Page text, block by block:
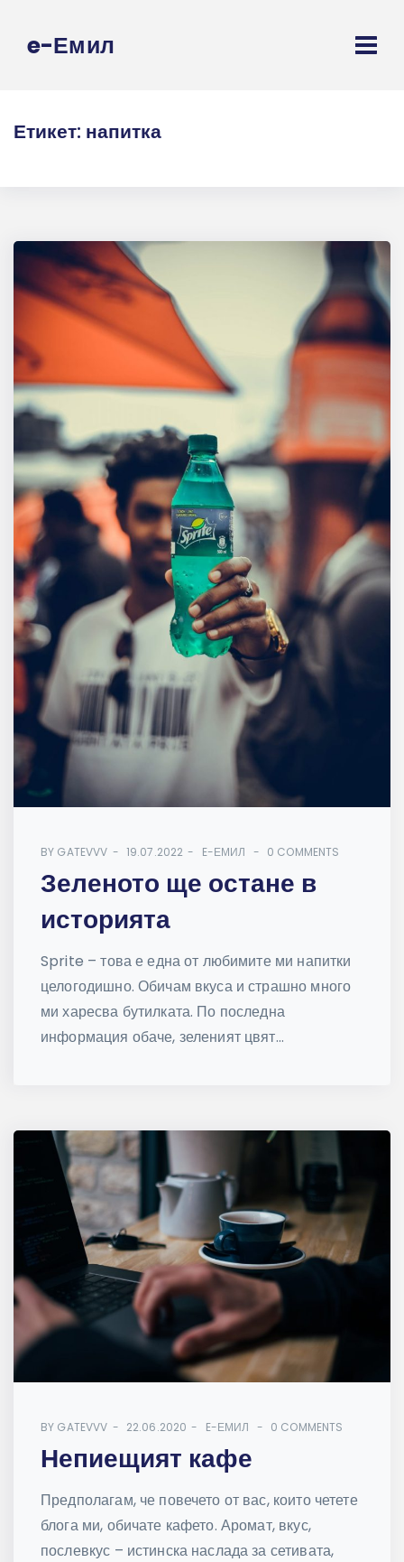
e-Емил
Етикет: напитка
BY GATEVVV 19.07.2022 E-ЕМИЛ 0 COMMENTS
Зеленото ще остане в
историята
Sprite – това е една от любимите ми напитки
целогодишно. Обичам вкуса и страшно много
ми харесва бутилката. По последна
информация обаче, зеленият цвят...
BY GATEVVV 22.06.2020 E-ЕМИЛ 0 COMMENTS
Непиещият кафе
Предполагам, че повечето от вас, които четете
блога ми, обичате кафето. Аромат, вкус,
послевкус – истинска наслада за сетивата,